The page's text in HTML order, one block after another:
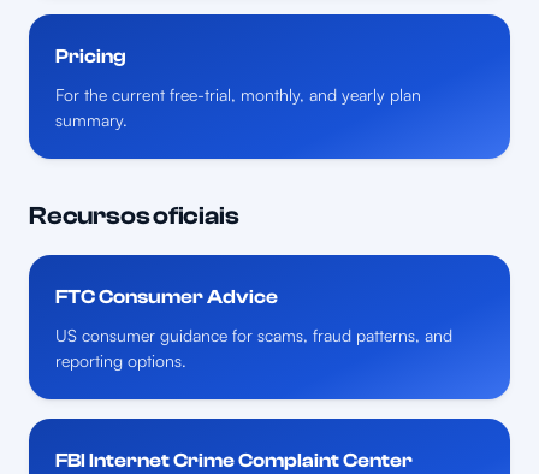
Pricing
For the current free-trial, monthly, and yearly plan
summary.
Recursos oficiais
FTC Consumer Advice
US consumer guidance for scams, fraud patterns, and
reporting options.
FBI Internet Crime Complaint Center